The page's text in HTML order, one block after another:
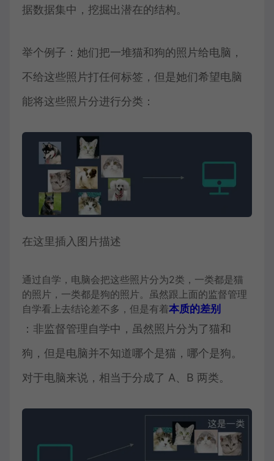
据数据集中，挖掘出潜在的结构。
举个例子：她们把一堆猫和狗的照片给电脑，
不给这些照片打任何标签，但是她们希望电脑
能将这些照片分进行分类：
在这里插入图片描述
通过自学，电脑会把这些照片分为2类，一类都是猫
的照片，一类都是狗的照片。虽然跟上面的监督管理
自学看上去结论差不多，但是有着本质的差别
：非监督管理自学中，虽然照片分为了猫和
狗，但是电脑并不知道哪个是猫，哪个是狗。
对于电脑来说，相当于分成了 A、B 两类。